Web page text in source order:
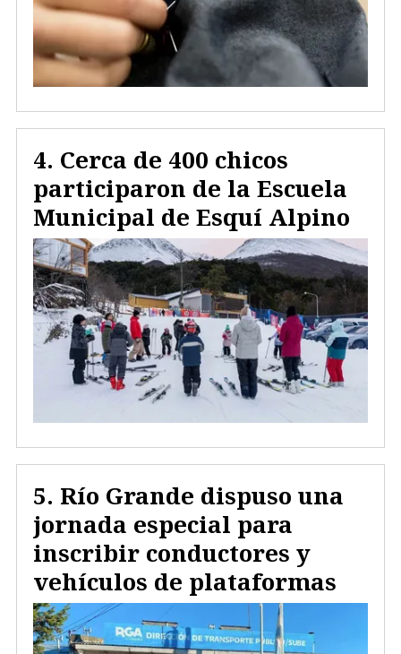
Cerca de 400 chicos
participaron de la Escuela
Municipal de Esquí Alpino
Río Grande dispuso una
jornada especial para
inscribir conductores y
vehículos de plataformas